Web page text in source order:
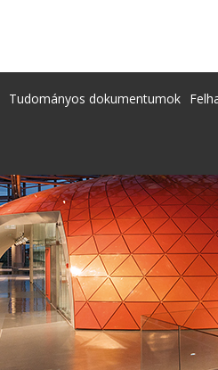
Tudományos dokumentumok